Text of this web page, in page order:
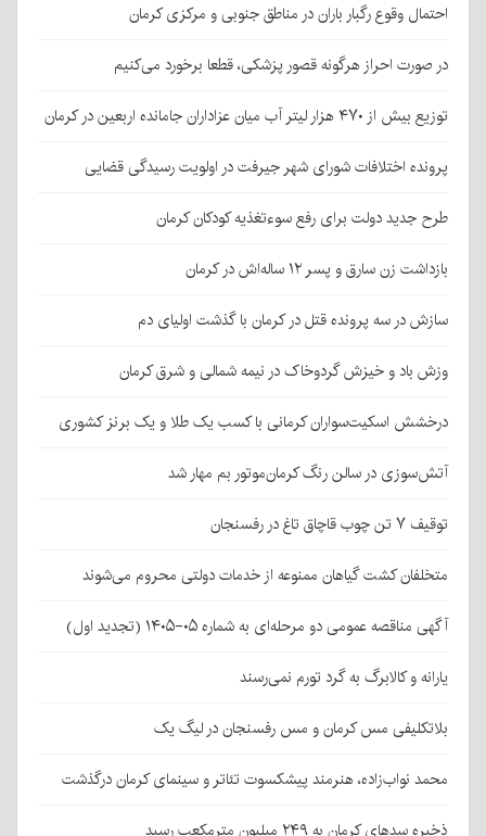
احتمال وقوع رگبار باران در مناطق جنوبی و مرکزی کرمان
در صورت احراز هرگونه قصور پزشکی، قطعا برخورد می‌کنیم
توزیع بیش از ۴۷۰ هزار لیتر آب میان عزاداران جامانده اربعین در کرمان
پرونده اختلافات شورای شهر جیرفت در اولویت رسیدگی قضایی
طرح جدید دولت برای رفع سوءتغذیه کودکان کرمان
بازداشت زن سارق و پسر ۱۲ ساله‌اش در کرمان
سازش در سه پرونده قتل در کرمان با گذشت اولیای دم
وزش باد و خیزش گردوخاک در نیمه شمالی و شرق کرمان
درخشش اسکیت‌سواران کرمانی با کسب یک طلا و یک برنز کشوری
آتش‌سوزی در سالن رنگ کرمان‌موتور بم مهار شد
توقیف ۷ تن چوب قاچاق تاغ در رفسنجان
متخلفان کشت گیاهان ممنوعه از خدمات دولتی محروم می‌شوند
آگهی مناقصه عمومی دو مرحله‌ای به شماره ۰۵-۱۴۰۵ (تجدید اول)
یارانه و کالابرگ به گرد تورم نمی‌رسند
بلاتکلیفی مس کرمان و مس رفسنجان در لیگ یک
محمد نواب‌زاده، هنرمند پیشکسوت تئاتر و سینمای کرمان درگذشت
ذخیره سدهای کرمان به ۲۴۹ میلیون مترمکعب رسید